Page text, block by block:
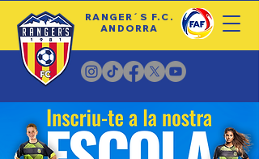
RANGER´S F.C.
ANDORRA